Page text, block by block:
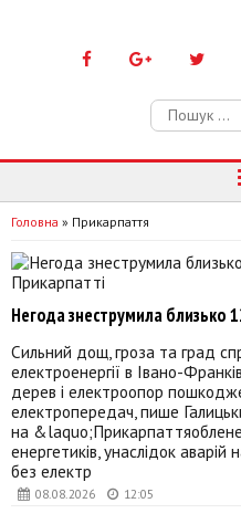
Пошук:
Головна » Прикарпаття
08.08.2026 12:05
Негода знеструмила близько
Сильний дощ, гроза та град
електроенергії в Івано-
дерев і електроопор
електропередач, пише
на
енергетиків, унаслідок
без електр